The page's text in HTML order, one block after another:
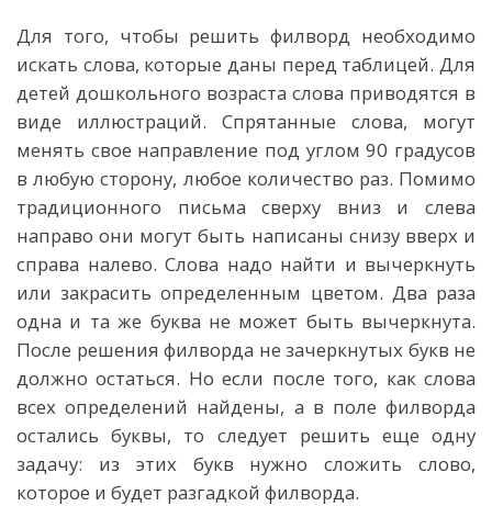
Для того, чтобы решить филворд необходимо
искать слова, которые даны перед таблицей. Для
детей дошкольного возраста слова приводятся в
виде иллюстраций. Спрятанные слова, могут
менять свое направление под углом 90 градусов
в любую сторону, любое количество раз. Помимо
традиционного письма сверху вниз и слева
направо они могут быть написаны снизу вверх и
справа налево. Слова надо найти и вычеркнуть
или закрасить определенным цветом. Два раза
одна и та же буква не может быть вычеркнута.
После решения филворда не зачеркнутых букв не
должно остаться. Но если после того, как слова
всех определений найдены, а в поле филворда
остались буквы, то следует решить еще одну
задачу: из этих букв нужно сложить слово,
которое и будет разгадкой филворда.